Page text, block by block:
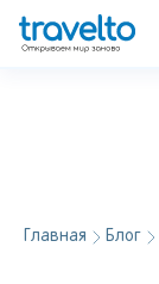
Главная Блог